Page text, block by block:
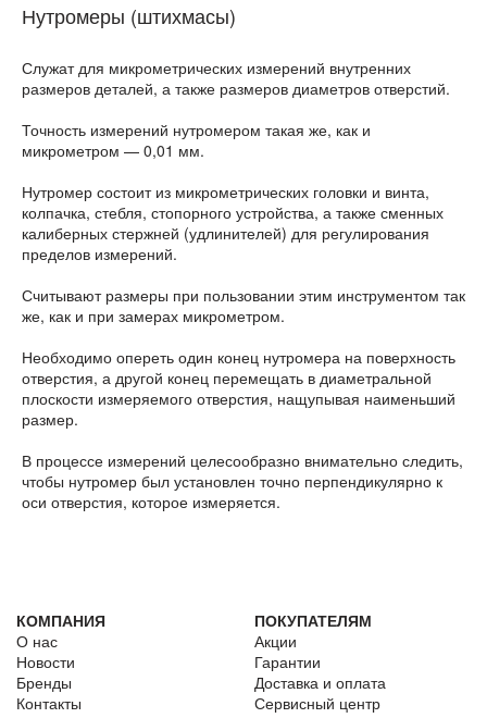
Нутромеры (штихмасы)
Служат для микрометрических из­мерений внутренних
размеров деталей, а также размеров диаметров отверстий.
Точность измерений нутромером такая же, как и
микрометром — 0,01 мм.
Нутромер состоит из микрометрических головки и винта,
колпачка, стебля, стопорного устройства, а также сменных
калиберных стержней (удлинителей) для регулирования
пределов измерений.
Считывают размеры при пользовании этим инструментом так
же, как и при за­мерах микрометром.
Необходимо опереть один конец нутромера на поверхность
отверстия, а другой конец перемещать в диаметральной
плоскости измеряемого отверстия, нащупывая наименьший
размер.
В процессе измерений целесообразно внимательно следить,
чтобы нутромер был установлен точно перпендикулярно к
оси отверстия, которое измеряется.
КОМПАНИЯ
О нас
Новости
Бренды
Контакты
ПОКУПАТЕЛЯМ
Акции
Гарантии
Доставка и оплата
Сервисный центр